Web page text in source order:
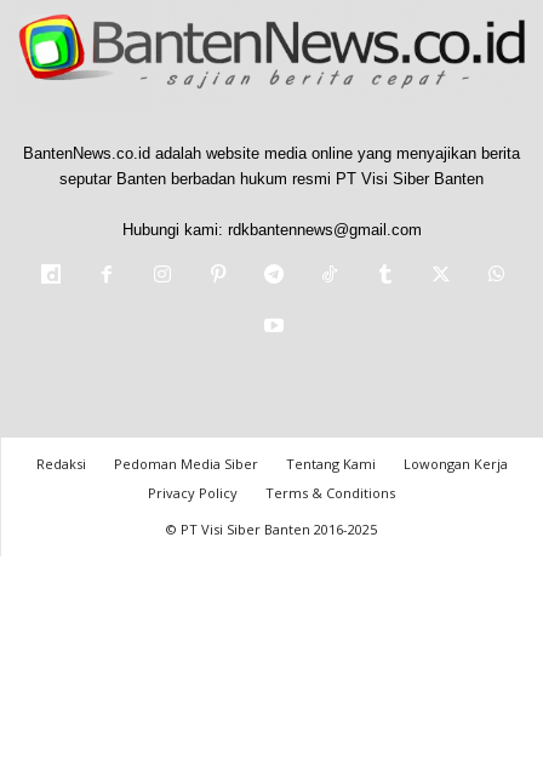
BantenNews.co.id adalah website media online yang menyajikan berita
seputar Banten berbadan hukum resmi PT Visi Siber Banten
Hubungi kami: rdkbantennews@gmail.com
Redaksi Pedoman Media Siber Tentang Kami
Lowongan Kerja
Privacy Policy
Terms & Conditions
© PT Visi Siber Banten 2016-2025